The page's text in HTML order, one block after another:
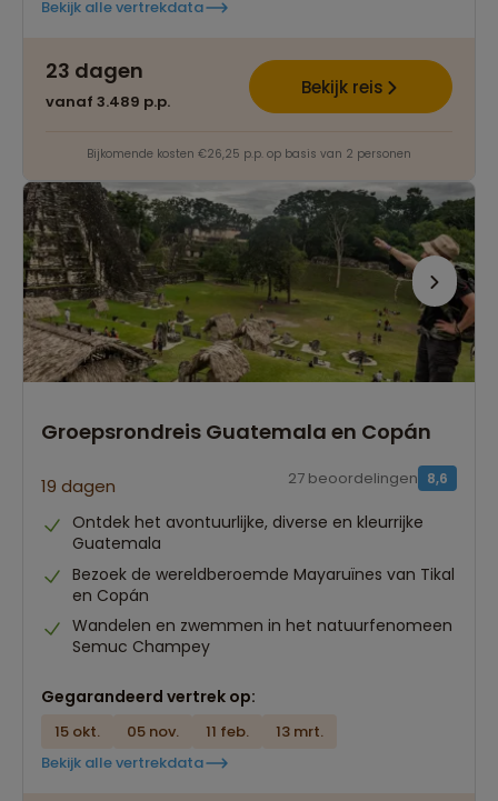
Bekijk alle vertrekdata
23 dagen
vanaf 3.489 p.p.
Bekijk reis
Bijkomende kosten €26,25 p.p. op basis van 2 personen
Groepsrondreis Guatemala en Copán
19 dagen 8,6
27 beoordelingen
Ontdek het avontuurlijke, diverse en kleurrijke
Guatemala
Bezoek de wereldberoemde Mayaruïnes van Tikal
en Copán
Wandelen en zwemmen in het natuurfenomeen
Semuc Champey
Gegarandeerd vertrek op:
15 okt. 05 nov. 11 feb.
13 mrt.
Bekijk alle vertrekdata